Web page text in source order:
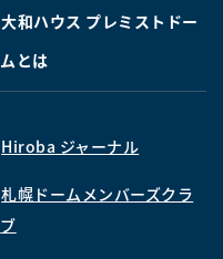
大和ハウス プレミストドー
ムとは
Hiroba ジャーナル
札幌ドームメンバーズクラ
ブ